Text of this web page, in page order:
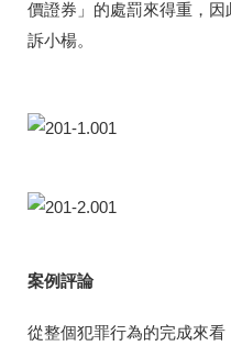
價證券」的處罰來得重，
訴小楊。
案例評論
從整個犯罪行為的完成來